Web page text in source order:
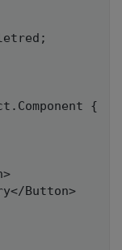
{
Button>